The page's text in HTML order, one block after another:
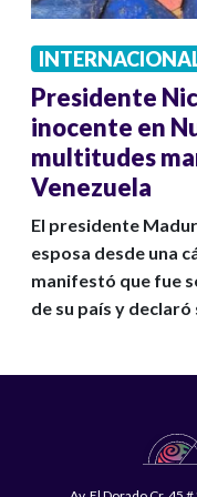
Presidente
inocente en
multitudes
Venezuela
El presidente
esposa desde una
manifestó que fue
de su país y declaró